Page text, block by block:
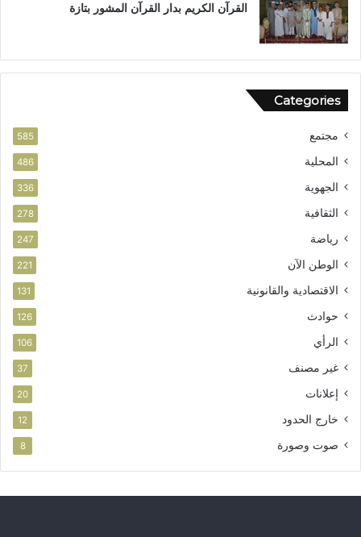
القرآن الكريم بدار القرآن المشور بتازة
Categories
مجتمع 585
المحلية 486
الجهوية 336
الثقافية 278
رياضة 247
الوطن الآن 221
الاقتصادية والقانونية 131
حوادث 126
الرأي 106
غير مصنف 37
إعلانات 20
خارج الحدود 12
صوت وصورة 8